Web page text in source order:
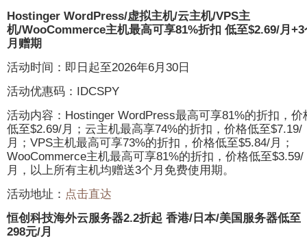
总
Hostinger WordPress/虚拟主机/云主机/VPS主
机/WooCommerce主机最高可享81%折扣 低至$2.69/月+3
月赠期
活动时间：即日起至2026年6月30日
活动优惠码：IDCSPY
活动内容：Hostinger WordPress最高可享81%的折扣，价
低至$2.69/月；云主机最高享74%的折扣，价格低至$7.19/
月；VPS主机最高可享73%的折扣，价格低至$5.84/月；
WooCommerce主机最高可享81%的折扣，价格低至$3.59/
月，以上所有主机均赠送3个月免费使用期。
活动地址： 点击直达
恒创科技海外云服务器2.2折起 香港/日本/美国服务器低至
298元/月